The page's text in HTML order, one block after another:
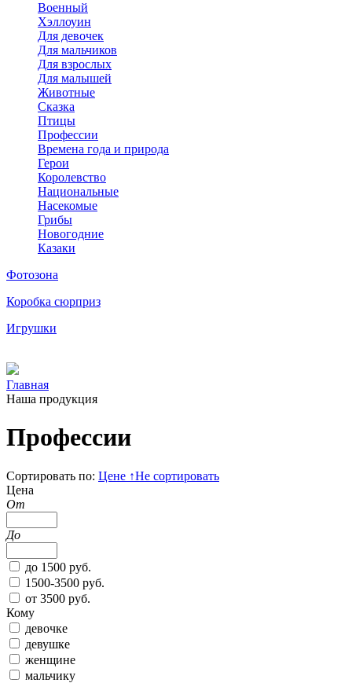
Военный
Хэллоуин
Для девочек
Для мальчиков
Для взрослых
Для малышей
Животные
Сказка
Птицы
Профессии
Времена года и природа
Герои
Королевство
Национальные
Насекомые
Грибы
Новогодние
Казаки
Фотозона
Коробка сюрприз
Игрушки
Главная
Наша продукция
Профессии
Сортировать по: Цене ↑Не сортировать
Цена
От
До
до 1500 руб.
1500-3500 руб.
от 3500 руб.
Кому
девочке
девушке
женщине
мальчику